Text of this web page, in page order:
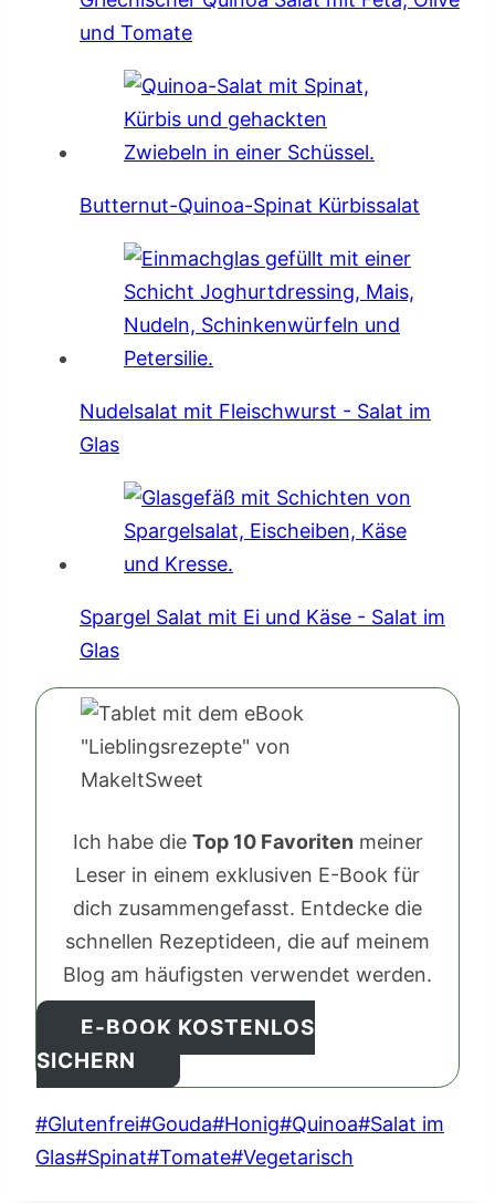
und Tomate
Butternut-Quinoa-Spinat Kürbissalat
Nudelsalat mit Fleischwurst - Salat im
Glas
Spargel Salat mit Ei und Käse - Salat im
Glas
Ich habe die Top 10 Favoriten meiner
Leser in einem exklusiven E-Book für
dich zusammengefasst. Entdecke die
schnellen Rezeptideen, die auf meinem
Blog am häufigsten verwendet werden.
E-BOOK KOSTENLOS
SICHERN
Schlagworte:
#Glutenfrei#Gouda#Honig#Quinoa#Salat im
Glas#Spinat#Tomate#Vegetarisch